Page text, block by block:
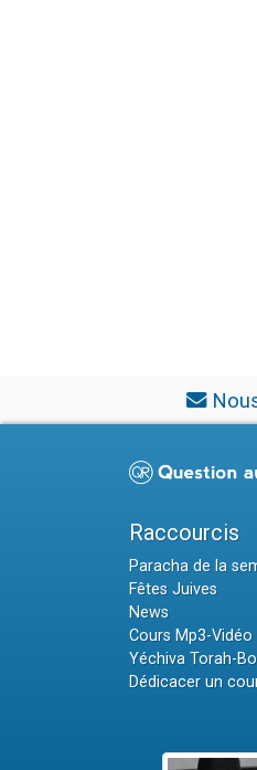
Raccourcis
Paracha de la
Fêtes Juives
News
Cours Mp3-Vidéo
Yéchiva Torah-
Dédicacer un